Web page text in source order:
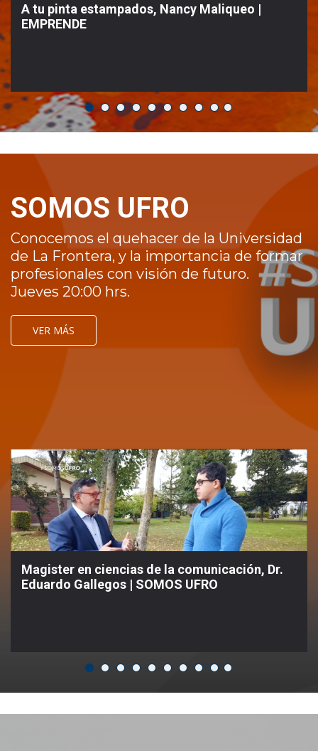
A tu pinta estampados, Nancy Maliqueo |
EMPRENDE
SOMOS UFRO
Conocemos el quehacer de la Universidad
de La Frontera, y la importancia de formar
profesionales con visión de futuro.
Jueves 20:00 hrs.
VER MÁS
Magister en ciencias de la comunicación, Dr.
Eduardo Gallegos | SOMOS UFRO